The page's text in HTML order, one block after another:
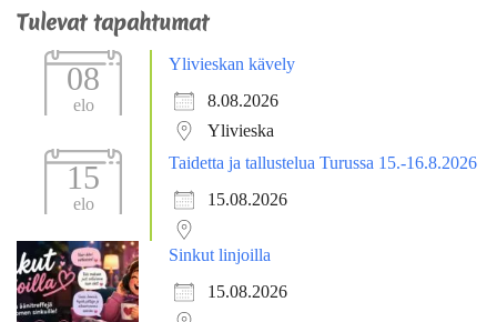
Tulevat tapahtumat
08
elo
Ylivieskan kävely
8.08.2026
Ylivieska
15
elo
Taidetta ja tallustelua Turussa 15.-16.8.2026
15.08.2026
Sinkut linjoilla
15.08.2026